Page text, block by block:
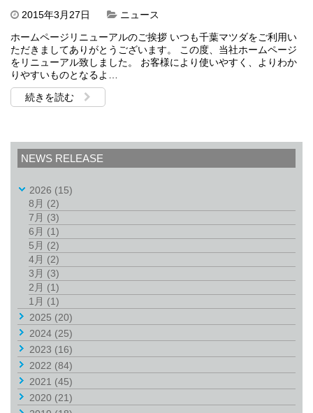
2015年3月27日
ニュース
ホームページリニューアルのご挨拶 いつも千葉マツダをご利用い
ただきましてありがとうございます。 この度、当社ホームページ
をリニューアル致しました。 お客様により使いやすく、よりわか
りやすいものとなるよ…
続きを読む
NEWS RELEASE
2026 (15)
8月 (2)
7月 (3)
6月 (1)
5月 (2)
4月 (2)
3月 (3)
2月 (1)
1月 (1)
2025 (20)
2024 (25)
2023 (16)
2022 (84)
2021 (45)
2020 (21)